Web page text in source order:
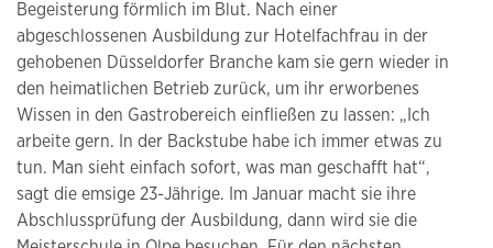
Begeisterung förmlich im Blut. Nach einer
abgeschlossenen Ausbildung zur Hotelfachfrau in der
gehobenen Düsseldorfer Branche kam sie gern wieder in
den heimatlichen Betrieb zurück, um ihr erworbenes
Wissen in den Gastrobereich einfließen zu lassen: „Ich
arbeite gern. In der Backstube habe ich immer etwas zu
tun. Man sieht einfach sofort, was man geschafft hat“,
sagt die emsige 23-Jährige. Im Januar macht sie ihre
Abschlussprüfung der Ausbildung, dann wird sie die